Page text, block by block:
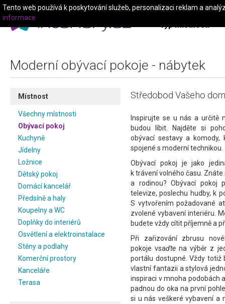
Typ místnosti
Moderní obývací pokoje - nábytek
Místnost
Všechny místnosti
Obývací pokoj
Kuchyně
Jídelny
Ložnice
Dětský pokoj
Domácí kancelář
Předsíně a haly
Koupelny a WC
Doplňky do interiérů
Osvětlení a elektroinstalace
Stěny a podlahy
Komerční prostory
Kanceláře
Terasa
Středobod Vašeho
Inspirujte se u nás a určitě
budou líbit. Najděte si
obývací sestavy a komody,
spojené s moderní technikou.
Obývací pokoj je jako
k trávení volného času.
a rodinou? Obývací pokoj
televize, poslechu hudby, k
S vytvořením požadované
zvolené vybavení interiéru.
budete vždy cítit příjemně a
Při zařizování zbrusu
pokoje vsaďte na výběr z
portálu dostupné. Vždy
vlastní fantazii a stylová
inspiraci v mnoha podobách
padnou do oka na první
si u nás veškeré vybavení a
Tento web používá k poskytování služeb, personalizaci reklam a
informace